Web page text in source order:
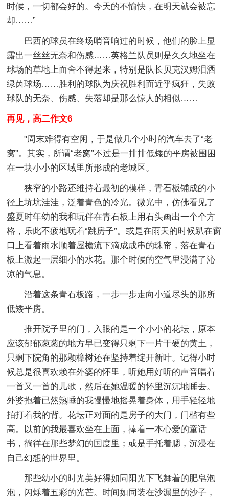
时候，一切都会好的。今天的不愉快，在明天就会被忘
却……”
巴西的球员在终场哨音响过的时候，他们的脸上显
露出一丝丝无奈和伤感……英格兰队员则是久久地坐在
球场的草地上而舍不得起来，特别是队长贝克汉姆泪洒
绿茵球场……胜利的球队为庆祝胜利而近乎疯狂，失败
球队的无奈、伤感、失落却是那么惊人的相似……
再见，高二作文6
"周末难得有空闲，于是做几个小时的汽车去了“老
窝”。其实，所谓“老窝”不过是一排排低矮的平房被围困
在一块小小的区域里所形成的老城区。
狭窄的小路还维持着最初的模样，青石板铺成的小
径上坑坑洼洼，泛着青色的冷光。微光中，仿佛看见了
盛夏时年幼的我和玩伴在青石板上用石头画出一个个方
格，乐此不疲地玩着“跳房子”。或是在雨天的时候趴在窗
口上看着雨水顺着屋檐流下滴成成串的珠帘，落在青石
板上激起一层细小的水花。那个时候的空气里浸满了沁
凉的气息。
沿着这条青石板路，一步一步走向小道尽头的那所
低矮平房。
推开院子里的门，入眼的是一个小小的花坛，原本
应该郁郁葱葱的地方早已变得只剩下一片干硬的黄土，
只剩下院角的那颗樟树还在坚持着绽开新叶。记得小时
候总是很喜欢赖在外婆的怀里，听她用好听的声音唱着
一首又一首的儿歌，然后在她温暖的怀里沉沉地睡去。
外婆抱着已然熟睡的我慢慢地摇晃着身体，用手轻轻地
拍打着我的背。花坛正对面的是房子的大门，门槛有些
高。以前的我最喜欢坐在上面，捧着一本心爱的童话
书，徜徉在那些梦幻的国度里；或是手托着腮，沉浸在
自己幻想的世界里。
那些幼小的时光美好得如同阳光下飞舞着的肥皂泡
泡，闪烁着五彩的光芒。时间如同装在沙漏里的沙子，